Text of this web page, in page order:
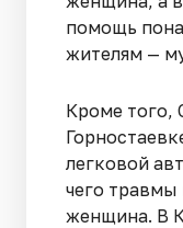
помощь
жителям —
Кроме того,
легковой
чего травмы
женщина. В